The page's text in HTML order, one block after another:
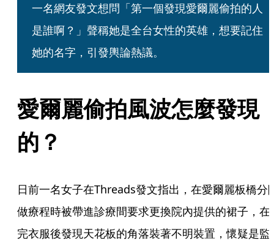
一名網友發文想問「第一個發現愛爾麗偷拍的人
是誰啊？」聲稱她是全台女性的英雄，想要記住
她的名字，引發輿論熱議。
愛爾麗偷拍風波怎麼發現
的？
日前一名女子在Threads發文指出，在愛爾麗板橋分
做療程時被帶進診療間要求更換院內提供的裙子，在
完衣服後發現天花板的角落裝著不明裝置，懷疑是監